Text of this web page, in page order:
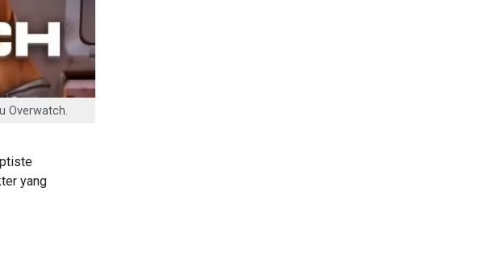
Overwatch.
yang